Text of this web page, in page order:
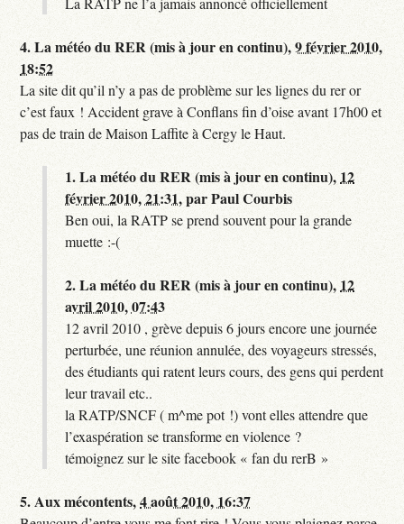
4.La météo du RER (mis à jour en continu),9 février 2010,
18:52
La site dit qu’il n’y a pas de problème sur les lignes du rer or
c’est faux ! Accident grave à Conflans fin d’oise avant 17h00 et
pas de train de Maison Laffite à Cergy le Haut.
1.La météo du RER (mis à jour en continu), 12
février 2010, 21:31,parPaul Courbis
Ben oui, la RATP se prend souvent pour la grande
muette :-(
2.La météo du RER (mis à jour en continu), 12
avril 2010, 07:43
12 avril 2010 , grève depuis 6 jours encore une journée
perturbée, une réunion annulée, des voyageurs stressés,
des étudiants qui ratent leurs cours, des gens qui perdent
leur travail etc..
la RATP/SNCF ( m^me pot !) vont elles attendre que
l’exaspération se transforme en violence ?
témoignez sur le site facebook « fan du rerB »
5.Aux mécontents,4 août 2010, 16:37